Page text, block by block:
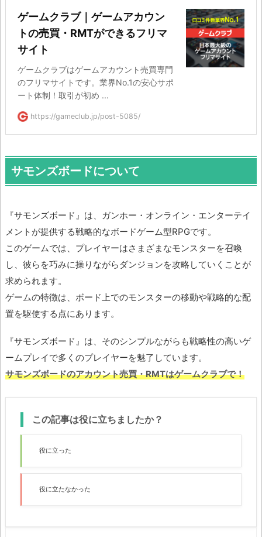
ゲームクラブ｜ゲームアカウン
トの売買・RMTができるフリマ
サイト
ゲームクラブはゲームアカウント売買専門
のフリマサイトです。業界No.1の安心サポ
ート体制！取引が初め ...
https://gameclub.jp/post-5085/
サモンズボードについて
『サモンズボード』は、ガンホー・オンライン・エンターテイ
メントが提供する戦略的なボードゲーム型RPGです。
このゲームでは、プレイヤーはさまざまなモンスターを召喚
し、彼らを巧みに操りながらダンジョンを攻略していくことが
求められます。
ゲームの特徴は、ボード上でのモンスターの移動や戦略的な配
置を駆使する点にあります。
『サモンズボード』は、そのシンプルながらも戦略性の高いゲ
ームプレイで多くのプレイヤーを魅了しています。
サモンズボードのアカウント売買・RMTはゲームクラブで！
この記事は役に立ちましたか？
役に立った
役に立たなかった